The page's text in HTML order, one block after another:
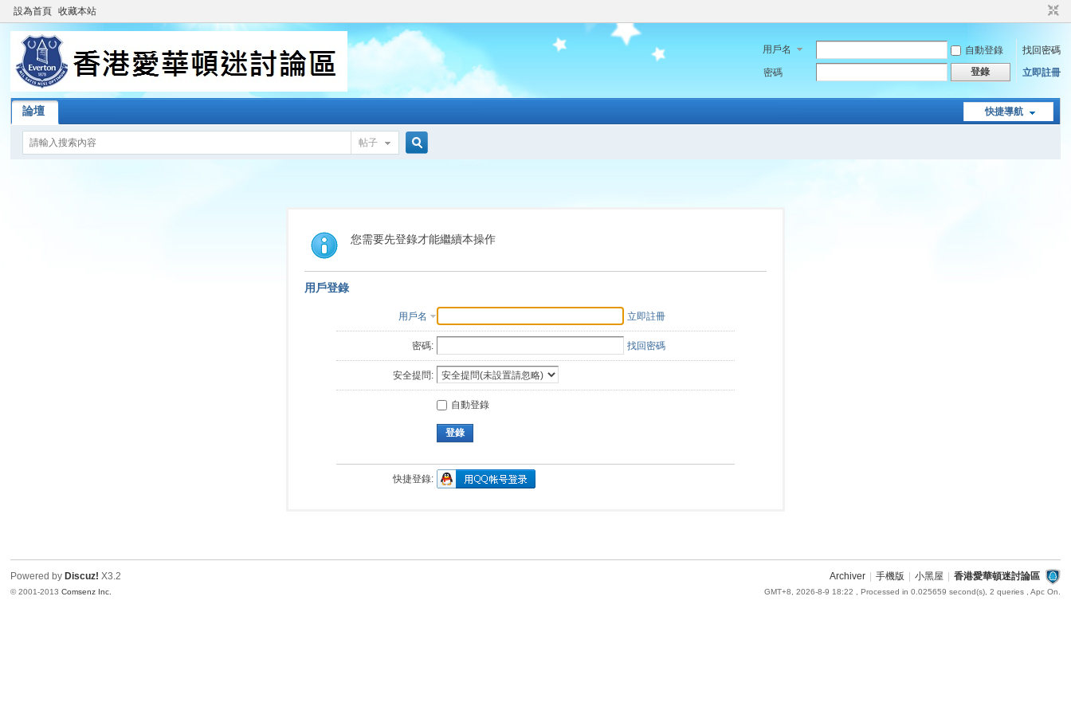
設為首頁 收藏本站
用戶名 自動登錄
找回密碼
密碼
登錄 立即註冊
快捷導航
論壇
帖子
索
您需要先登錄才能繼續本操作
用戶登錄
用戶名 立即註冊
密碼: 找回密碼
安全提問:
自動登錄
登錄
快捷登錄:
Archiver 手機版 小黑屋 香港愛華頓迷討論區
GMT+8, 2026-8-9 18:22 , Processed in 0.025659 second(s), 2 queries , Apc On.
Powered by Discuz! X3.2
© 2001-2013Comsenz Inc.